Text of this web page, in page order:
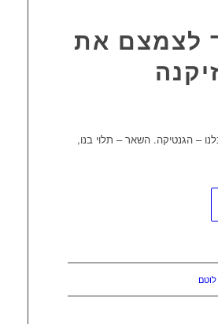
לצמצם את
דברים. כ- 25% הם הקלפים שקיבלנו – הגנטיקה. השאר – תלוי בנו,